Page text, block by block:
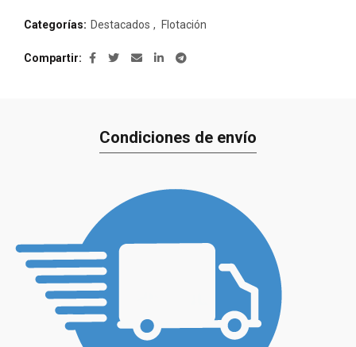
Categorías: Destacados , Flotación
Compartir
Condiciones de envío